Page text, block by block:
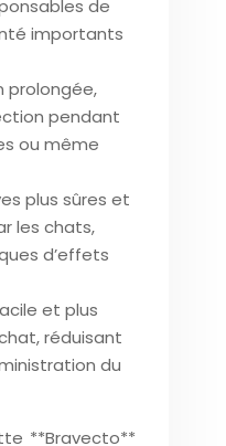
de
importants
prolongée,
pendant
ou même
plus sûres et
les chats,
d’effets
et plus
réduisant
du
**Bravecto**